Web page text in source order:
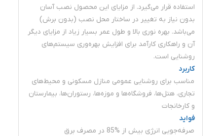
استفاده قرار می‌گیرد. از مزایای این محصول نصب آسان
بدون نیاز به تغییر در ساختار محل نصب (بدون برش)
می‌باشد. بهره‌ نوری بالا و طول عمر بسیار زیاد از مزایای دیگر
آن و راهکاری کارآمد برای افزایش بهره‌وری سیستم‌های
روشنایی است.
کاربرد
مناسب برای روشنایی عمومی منازل مسکونی و محیط‌های
تجاری، هتل‌ها، فروشگاه‌ها و موزه‌ها، رستوران‌ها، بیمارستان
و کارخانجات
فواید
صرفه‌جویی انرژی بیش از %85 در مصرف برق